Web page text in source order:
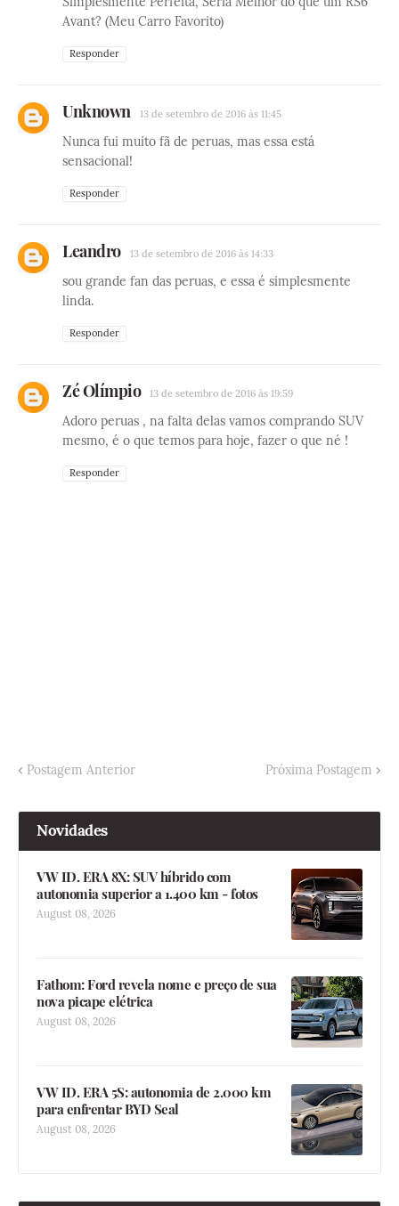
Avant? (Meu Carro Favorito)
Responder
Unknown 13 de setembro de 2016 às 11:45
Nunca fui muito fã de peruas, mas essa está
sensacional!
Responder
Leandro 13 de setembro de 2016 às 14:33
sou grande fan das peruas, e essa é simplesmente
linda.
Responder
Zé Olímpio 13 de setembro de 2016 às 19:59
Adoro peruas , na falta delas vamos comprando SUV
mesmo, é o que temos para hoje, fazer o que né !
Responder
Postagem Anterior Próxima Postagem
Novidades
VW ID. ERA 8X: SUV híbrido com
autonomia superior a 1.400 km - fotos
August 08, 2026
Fathom: Ford revela nome e preço de sua
nova picape elétrica
August 08, 2026
VW ID. ERA 5S: autonomia de 2.000 km
para enfrentar BYD Seal
August 08, 2026